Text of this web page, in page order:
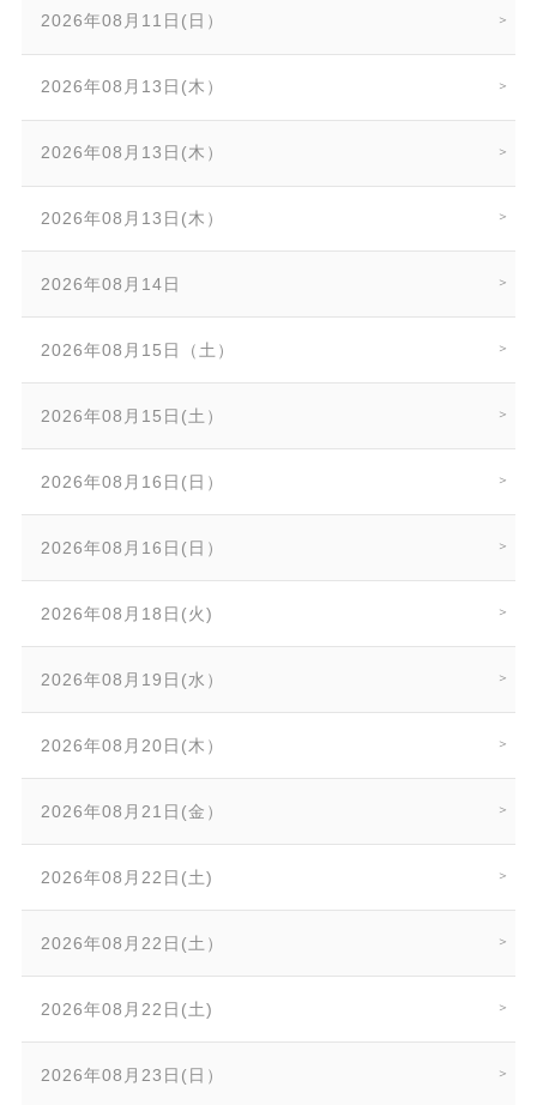
2026年08月11日(日）
2026年08月13日(木）
2026年08月13日(木）
2026年08月13日(木）
2026年08月14日
2026年08月15日（土）
2026年08月15日(土）
2026年08月16日(日）
2026年08月16日(日）
2026年08月18日(火)
2026年08月19日(水）
2026年08月20日(木）
2026年08月21日(金）
2026年08月22日(土)
2026年08月22日(土）
2026年08月22日(土)
2026年08月23日(日）